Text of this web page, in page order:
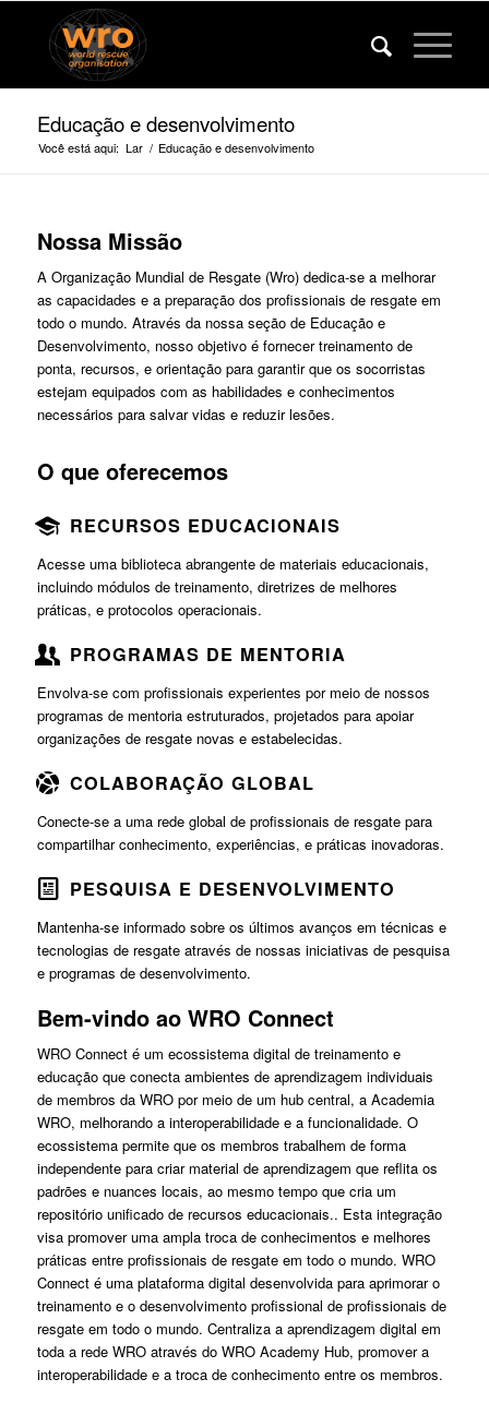
Educação e desenvolvimento
Você está aqui: Lar / Educação e desenvolvimento
Nossa Missão
A Organização Mundial de Resgate (Wro) dedica-se a melhorar
as capacidades e a preparação dos profissionais de resgate em
todo o mundo. Através da nossa seção de Educação e
Desenvolvimento, nosso objetivo é fornecer treinamento de
ponta, recursos, e orientação para garantir que os socorristas
estejam equipados com as habilidades e conhecimentos
necessários para salvar vidas e reduzir lesões.
O que oferecemos
RECURSOS EDUCACIONAIS
Acesse uma biblioteca abrangente de materiais educacionais,
incluindo módulos de treinamento, diretrizes de melhores
práticas, e protocolos operacionais.
PROGRAMAS DE MENTORIA
Envolva-se com profissionais experientes por meio de nossos
programas de mentoria estruturados, projetados para apoiar
organizações de resgate novas e estabelecidas.
COLABORAÇÃO GLOBAL
Conecte-se a uma rede global de profissionais de resgate para
compartilhar conhecimento, experiências, e práticas inovadoras.
PESQUISA E DESENVOLVIMENTO
Mantenha-se informado sobre os últimos avanços em técnicas e
tecnologias de resgate através de nossas iniciativas de pesquisa
e programas de desenvolvimento.
Bem-vindo ao WRO Connect
WRO Connect é um ecossistema digital de treinamento e
educação que conecta ambientes de aprendizagem individuais
de membros da WRO por meio de um hub central, a Academia
WRO, melhorando a interoperabilidade e a funcionalidade. O
ecossistema permite que os membros trabalhem de forma
independente para criar material de aprendizagem que reflita os
padrões e nuances locais, ao mesmo tempo que cria um
repositório unificado de recursos educacionais.. Esta integração
visa promover uma ampla troca de conhecimentos e melhores
práticas entre profissionais de resgate em todo o mundo. WRO
Connect é uma plataforma digital desenvolvida para aprimorar o
treinamento e o desenvolvimento profissional de profissionais de
resgate em todo o mundo. Centraliza a aprendizagem digital em
toda a rede WRO através do WRO Academy Hub, promover a
interoperabilidade e a troca de conhecimento entre os membros.